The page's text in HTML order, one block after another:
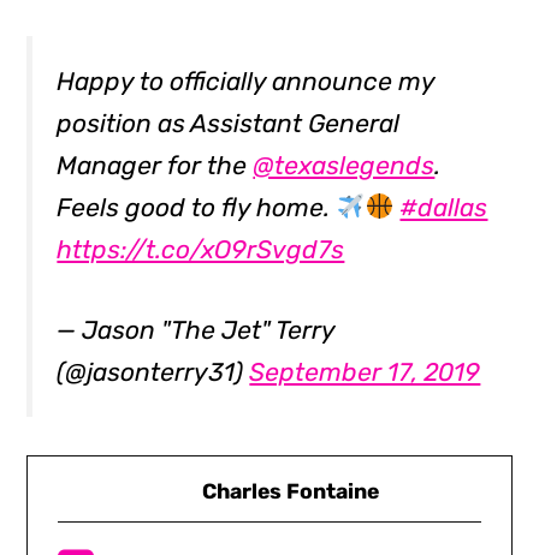
Happy to officially announce my
position as Assistant General
Manager for the @texaslegends.
Feels good to fly home.
#dallas
https://t.co/xO9rSvgd7s
— Jason "The Jet" Terry
(@jasonterry31)September 17, 2019
Charles Fontaine